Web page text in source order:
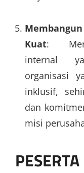
Kuat:
internal
organisasi
inklusif,
dan
misi